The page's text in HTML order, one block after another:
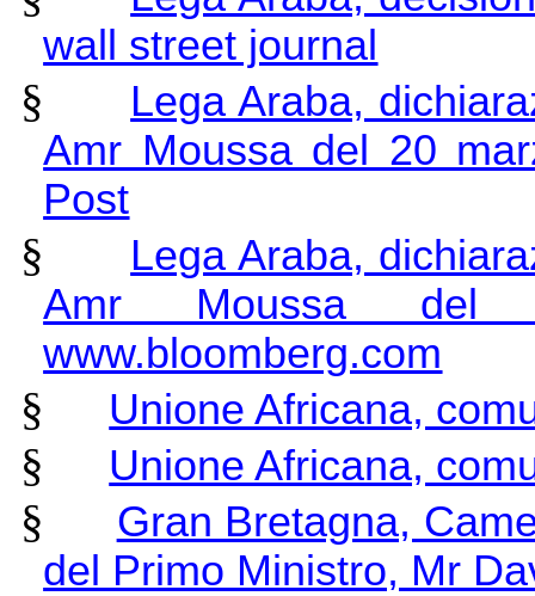
wall street journal
§
Lega Araba,
Amr Moussa del 20
Post
§
Lega Araba,
Amr Moussa
www.bloomberg.com
§ Unione Africana,
§ Unione Africana,
§
Gran Bretagna,
del Primo Ministro, Mr